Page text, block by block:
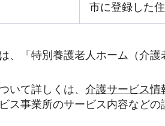
市に登録した
、「特別養護老人ホーム（介
いて詳しくは、 介護サービス情
ス事業所のサービス内容など